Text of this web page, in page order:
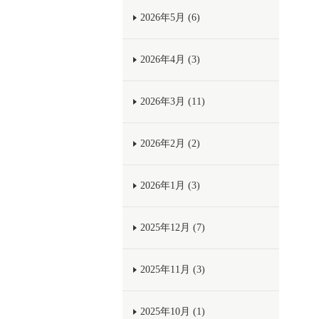
2026年5月 (6)
2026年4月 (3)
2026年3月 (11)
2026年2月 (2)
2026年1月 (3)
2025年12月 (7)
2025年11月 (3)
2025年10月 (1)